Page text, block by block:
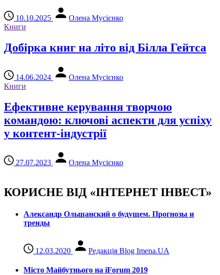
10.10.2025
Олена Мусієнко
Книги
Добірка книг на літо від Білла Гейтса
14.06.2024
Олена Мусієнко
Книги
Ефективне керування творчою
командою: ключові аспекти для успіху
у контент-індустрії
27.07.2023 Олена Мусієнко
КОРИСНЕ ВІД «ІНТЕРНЕТ ІНВЕСТ»
Александр Ольшанский о будущем. Прогнозы и
тренды
12.03.2020 Редакція Blog Imena.UA
Місто Майбутнього на iForum 2019